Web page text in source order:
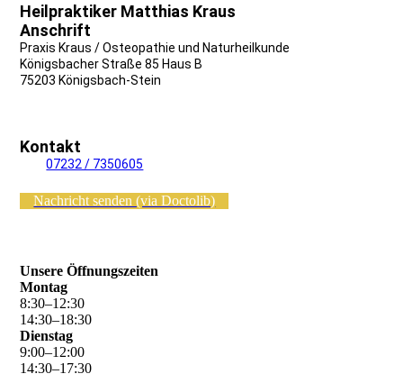
Heilpraktiker Matthias Kraus
Anschrift
Praxis Kraus / Osteopathie und Naturheilkunde
Königsbacher Straße 85 Haus B
75203 Königsbach-Stein
Kontakt
Tel.:07232 / 7350605
Nachricht senden (via Doctolib)
Unsere Öffnungszeiten
Montag
8:30–12:30
14:30–18:30
Dienstag
9:00–12:00
14:30–17:30